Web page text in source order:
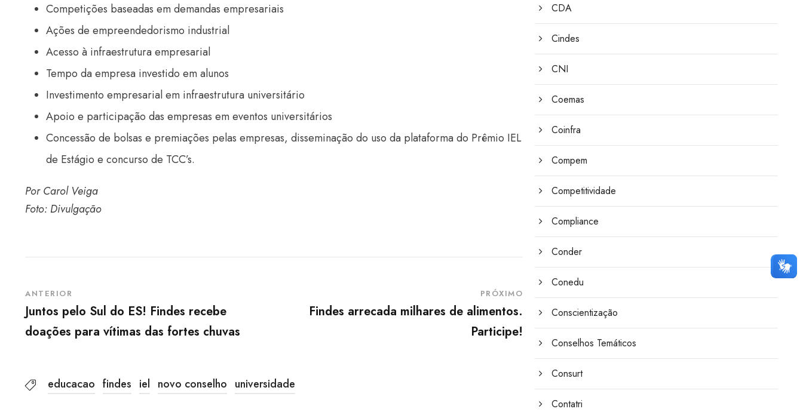
Competições baseadas em demandas empresariais
Ações de empreendedorismo industrial
Acesso à infraestrutura empresarial
Tempo da empresa investido em alunos
Investimento empresarial em infraestrutura universitário
Apoio e participação das empresas em eventos universitários
Concessão de bolsas e premiações pelas empresas, disseminação do uso da plataforma do Prêmio IEL
de Estágio e concurso de TCC’s.
Por Carol Veiga
Foto: Divulgação
ANTERIOR
Juntos pelo Sul do ES! Findes recebe
doações para vítimas das fortes chuvas
PRÓXIMO
Findes arrecada milhares de alimentos.
Participe!
educacao findes iel novo conselho universidade
CDA
Cindes
CNI
Coemas
Coinfra
Compem
Competitividade
Compliance
Conder
Conedu
Conscientização
Conselhos Temáticos
Consurt
Contatri